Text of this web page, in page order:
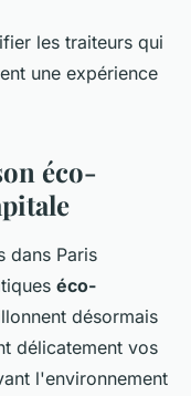
les traiteurs qui
une expérience
éco-
dans Paris
éco-
désormais
délicatement vos
l'environnement